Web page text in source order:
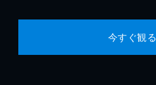
今すぐ観る